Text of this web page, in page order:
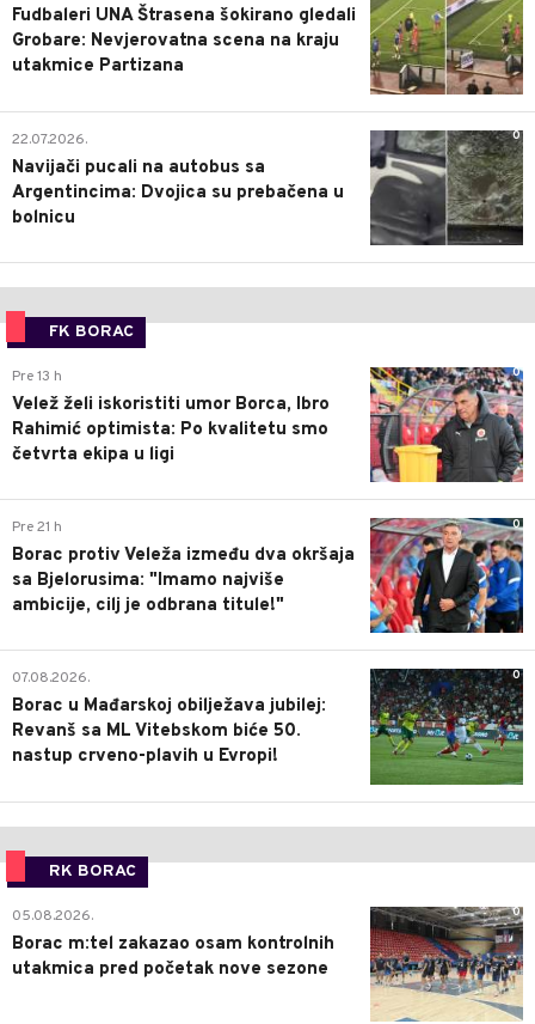
Fudbaleri UNA Štrasena šokirano gledali
Grobare: Nevjerovatna scena na kraju
utakmice Partizana
0
22.07.2026.
Navijači pucali na autobus sa
Argentincima: Dvojica su prebačena u
bolnicu
FK BORAC
0
Pre 13 h
Velež želi iskoristiti umor Borca, Ibro
Rahimić optimista: Po kvalitetu smo
četvrta ekipa u ligi
0
Pre 21 h
Borac protiv Veleža između dva okršaja
sa Bjelorusima: "Imamo najviše
ambicije, cilj je odbrana titule!"
0
07.08.2026.
Borac u Mađarskoj obilježava jubilej:
Revanš sa ML Vitebskom biće 50.
nastup crveno-plavih u Evropi!
RK BORAC
0
05.08.2026.
Borac m:tel zakazao osam kontrolnih
utakmica pred početak nove sezone